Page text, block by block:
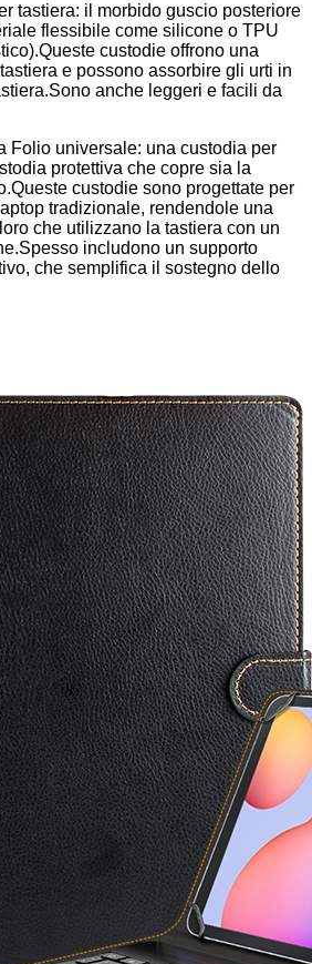
tastiera: il morbido guscio posteriore
flessibile come silicone o TPU
custodie offrono una
e possono assorbire gli urti in
anche leggeri e facili da
Folio universale: una custodia per
protettiva che copre sia la
custodie sono progettate per
tradizionale, rendendole una
che utilizzano la tastiera con un
includono un supporto
che semplifica il sostegno dello